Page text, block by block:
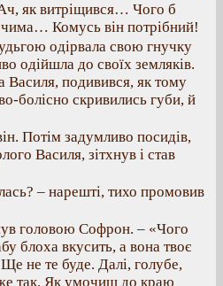
як витріщився… Чого б
Комусь він потрібний!
одірвала свою гнучку
одійшла до своїх земляків.
Василя, подивився, як тому
болісно скривились губи, й
Потім задумливо посидів,
Василя, зітхнув і став
– нарешті, тихо промовив
головою Софрон. – «Чого
блоха вкусить, а вона твоє
не те буде. Далі, голубе,
так. Як умочиш до краю